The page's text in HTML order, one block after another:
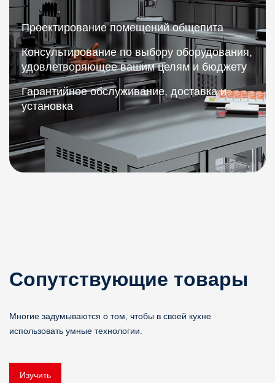
Проектирование помещений общепита
Консультирование по выбору оборудования,
удовлетворяющее вашим целям и бюджету
Гарантийное обслуживание, доставка и
установка
Сопутствующие товары
Многие задумываются о том, чтобы в своей кухне
использовать умные технологии.
Изучить